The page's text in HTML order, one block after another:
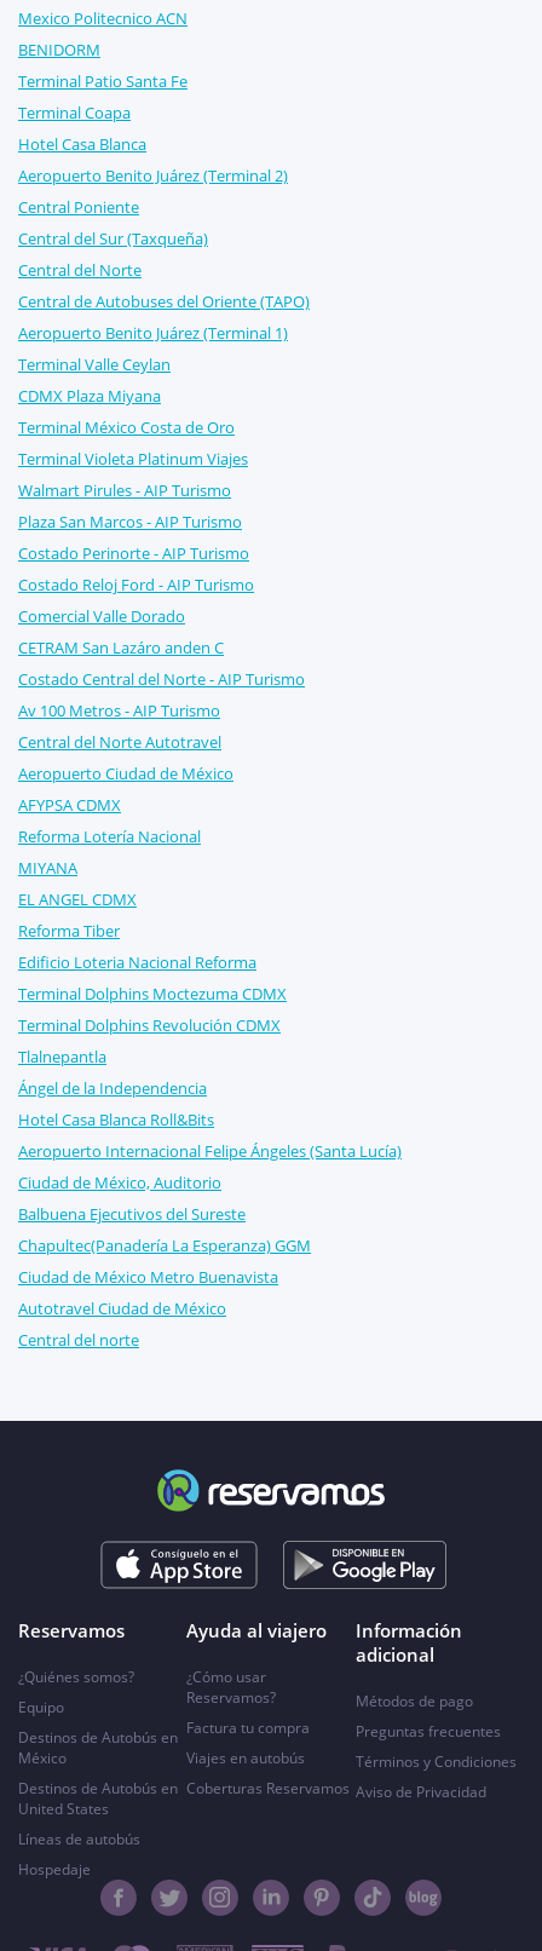
Mexico Politecnico ACN
BENIDORM
Terminal Patio Santa Fe
Terminal Coapa
Hotel Casa Blanca
Aeropuerto Benito Juárez (Terminal 2)
Central Poniente
Central del Sur (Taxqueña)
Central del Norte
Central de Autobuses del Oriente (TAPO)
Aeropuerto Benito Juárez (Terminal 1)
Terminal Valle Ceylan
CDMX Plaza Miyana
Terminal México Costa de Oro
Terminal Violeta Platinum Viajes
Walmart Pirules - AIP Turismo
Plaza San Marcos - AIP Turismo
Costado Perinorte - AIP Turismo
Costado Reloj Ford - AIP Turismo
Comercial Valle Dorado
CETRAM San Lazáro anden C
Costado Central del Norte - AIP Turismo
Av 100 Metros - AIP Turismo
Central del Norte Autotravel
Aeropuerto Ciudad de México
AFYPSA CDMX
Reforma Lotería Nacional
MIYANA
EL ANGEL CDMX
Reforma Tiber
Edificio Loteria Nacional Reforma
Terminal Dolphins Moctezuma CDMX
Terminal Dolphins Revolución CDMX
Tlalnepantla
Ángel de la Independencia
Hotel Casa Blanca Roll&Bits
Aeropuerto Internacional Felipe Ángeles (Santa Lucía)
Ciudad de México, Auditorio
Balbuena Ejecutivos del Sureste
Chapultec(Panadería La Esperanza) GGM
Ciudad de México Metro Buenavista
Autotravel Ciudad de México
Central del norte
Reservamos
¿Quiénes somos?
Equipo
Destinos de Autobús en
México
Destinos de Autobús en
United States
Líneas de autobús
Hospedaje
Ayuda al viajero
¿Cómo usar
Reservamos?
Factura tu compra
Viajes en autobús
Coberturas Reservamos
Información
adicional
Métodos de pago
Preguntas frecuentes
Términos y Condiciones
Aviso de Privacidad